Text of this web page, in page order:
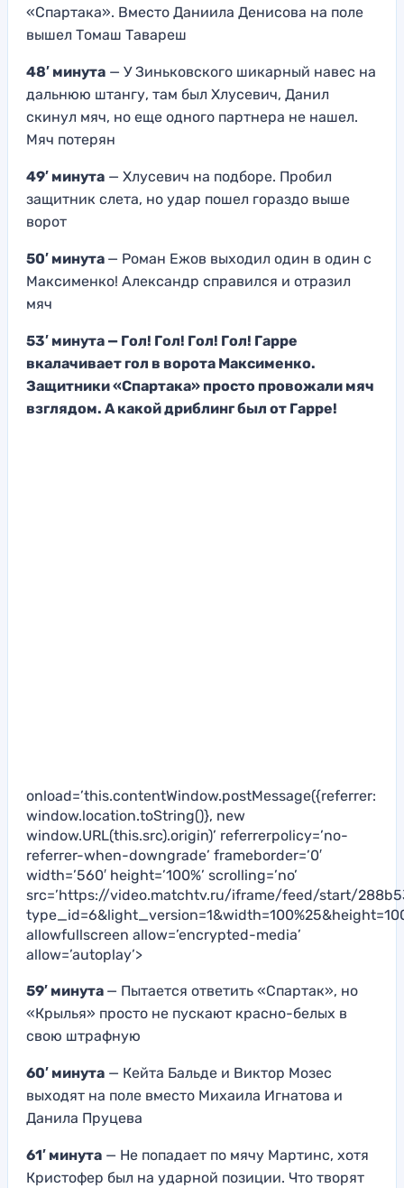
«Спартака». Вместо Даниила Денисова на поле
вышел Томаш Тавареш
48′ минута — У Зиньковского шикарный навес на
дальнюю штангу, там был Хлусевич, Данил
скинул мяч, но еще одного партнера не нашел.
Мяч потерян
49′ минута — Хлусевич на подборе. Пробил
защитник слета, но удар пошел гораздо выше
ворот
50′ минута — Роман Ежов выходил один в один с
Максименко! Александр справился и отразил
мяч
53′ минута — Гол! Гол! Гол! Гол! Гарре
вкалачивает гол в ворота Максименко.
Защитники «Спартака» просто провожали мяч
взглядом. А какой дриблинг был от Гарре!
onload=’this.contentWindow.postMessage({referrer:
window.location.toString()}, new
window.URL(this.src).origin)’ referrerpolicy=’no-
referrer-when-downgrade’ frameborder=’0′
width=’560′ height=’100%’ scrolling=’no’
src=’https://video.matchtv.ru/iframe/feed/start/
allowfullscreen allow=’encrypted-media’
allow=’autoplay’>
59′ минута — Пытается ответить «Спартак», но
«Крылья» просто не пускают красно-белых в
свою штрафную
60′ минута — Кейта Бальде и Виктор Мозес
выходят на поле вместо Михаила Игнатова и
Данила Пруцева
61′ минута — Не попадает по мячу Мартинс, хотя
Кристофер был на ударной позиции. Что творят